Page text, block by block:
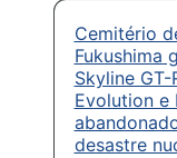
Cemitério
Fukushima
Skyline GT-
Evolution e
desastre